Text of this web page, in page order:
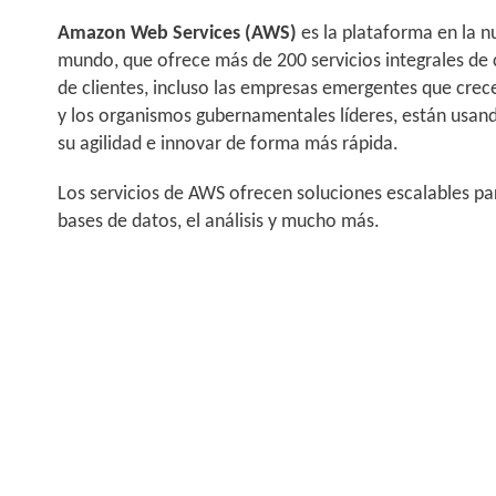
Amazon Web Services (AWS) es la plataforma en la
mundo, que ofrece más de 200 servicios integrales
de clientes, incluso las empresas emergentes que
y los organismos gubernamentales líderes, están
su agilidad e innovar de forma más rápida.
Los servicios de AWS ofrecen soluciones escalables
bases de datos, el análisis y mucho más.